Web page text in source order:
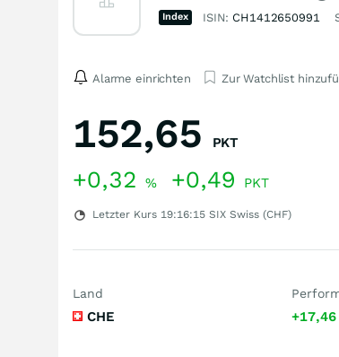
Index ISIN: CH1412650991
Alarme einrichten Zur Watchlist
152,65 PKT
+0,32 % +0,49 PKT
Letzter Kurs 19:16:15 SIX Swiss (CHF)
Land
CHE +17,46